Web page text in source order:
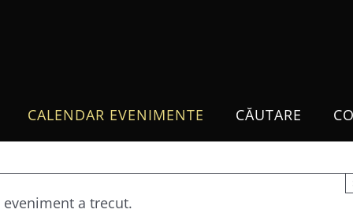
CALENDAR EVENIMENTE CĂUTARE
eveniment a trecut.